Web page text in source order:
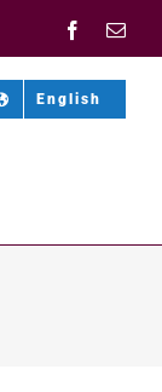
Facebook
English